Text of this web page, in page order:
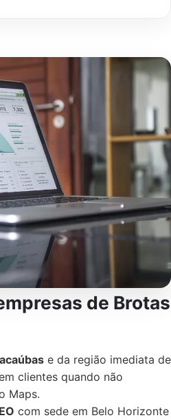
de Brotas
e da região imediata de
clientes quando não
Maps.
com sede em Belo Horizonte